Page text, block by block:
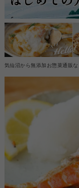
気仙沼から無添加お惣菜通販な